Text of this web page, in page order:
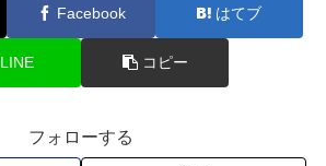
Facebook はてブ
LINE コピー
フォローする